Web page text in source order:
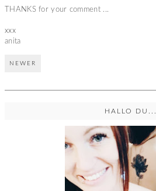
THANKS for your comment ...
xxx
anita
NEWER
HALLO DU...